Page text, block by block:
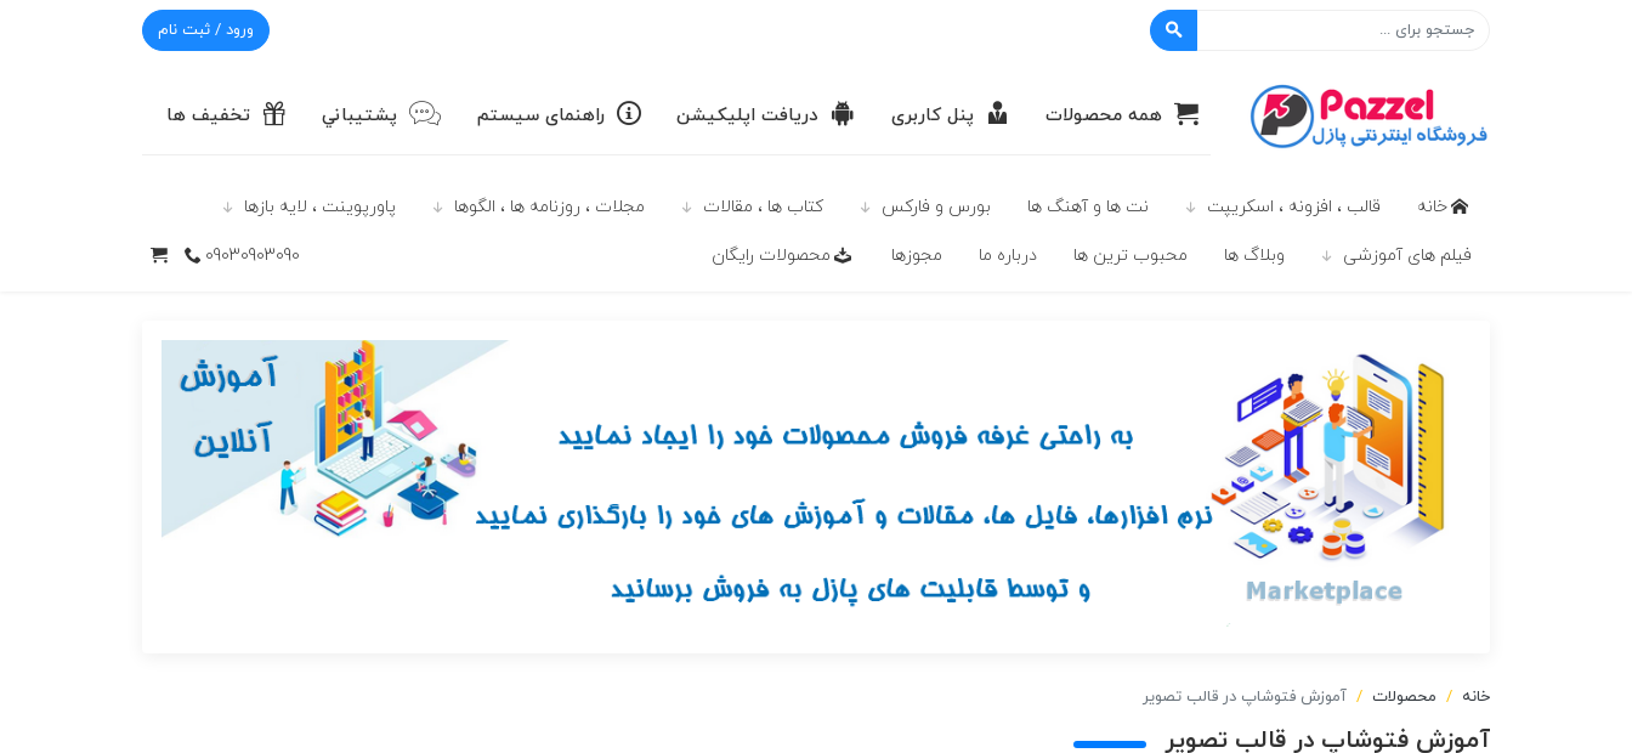
ورود / ثبت نام
همه محصولات پنل کاربری دریافت اپلیکیشن راهنمای سیستم پشتيباني تخفیف ها
خانه قالب ، افزونه ، اسکریپت نت ها و آهنگ ها بورس و فارکس كتاب ها ، مقالات مجلات ، روزنامه ها ، الگوها پاورپوينت ، لایه بازها
فیلم های آموزشی وبلاگ ها محبوب ترين ها درباره ما مجوزها محصولات رايگان 09030903090
خانه محصولات آموزش فتوشاپ در قالب تصویر‎
آموزش فتوشاپ در قالب تصویر‎